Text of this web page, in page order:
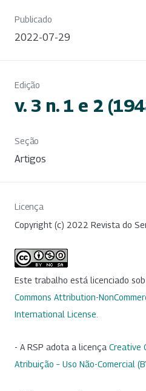
Publicado
2022-07-29
Edição
v. 3 n. 1 e 2
Seção
Artigos
Licença
Copyright (c) 2022 Revista do
Este trabalho está licenciado
Commons Attribution-
International License
- A RSP adota a licença Creative
Atribuição – Uso Não-Comercial